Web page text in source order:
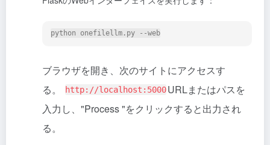
ブラウザを開き、次のサイトにアクセスす
る。
http://localhost:5000URLまたはパスを
入力し、"Process "をクリックすると出力され
る。